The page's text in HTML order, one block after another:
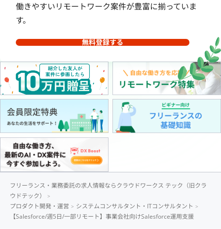
働きやすいリモートワーク案件が豊富に揃っていま
す。
無料登録する
フリーランス・業務委託の求人情報ならクラウドワークス テック（旧クラ
ウドテック）
プロダクト開発・運営
システムコンサルタント・ITコンサルタント
【Salesforce/週5日/一部リモート】事業会社向けSalesforce運用支援